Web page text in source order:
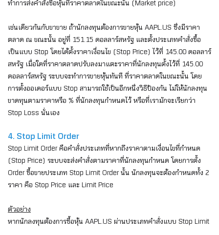
ทำการส่งคำสั่งซื้อหุ้นที่ราคาตลาดในขณะนั้น (Market price)
เช่นเดียวกันกับขาขาย ถ้านักลงทุนต้องการขายหุ้น AAPL.US ซึ่งมีราคา
ตลาด ณ ขณะนั้น อยู่ที่ 151.15 ดอลลาร์สหรัฐ และตั้งประเภทคำสั่งซื้อ
เป็นแบบ Stop โดยได้ตั้งราคาเงื่อนไข (Stop Price) ไว้ที่ 145.00 ดอลลาร์
สหรัฐ เมื่อใดที่ราคาตลาดปรับลงมาแตะราคาที่นักลงทุนตั้งไว้ที่ 145.00
ดอลลาร์สหรัฐ ระบบจะทำการขายหุ้นทันที ที่ราคาตลาดในขณะนั้น โดย
การตั้งออเดอร์แบบ Stop สามารถใช้เป็นอีกหนึ่งวิธีป้องกัน ไม่ให้นักลงทุน
ขาดทุนตามราคาหรือ % ที่นักลงทุนกำหนดไว้ หรือที่เรามักจะเรียกว่า
Stop Loss นั่นเอง
4. Stop Limit Order
Stop Limit Order คือคำสั่งประเภทที่หากถึงราคาตามเงื่อนไขที่กำหนด
(Stop Price) ระบบจะส่งคำสั่งตามราคาที่นักลงทุนกำหนด โดยการตั้ง
Order ซื้อขายประเภท Stop Limit Order นั้น นักลงทุนจะต้องกำหนดทั้ง 2
ราคา คือ Stop Price และ Limit Price
ตัวอย่าง
หากนักลงทุนต้องการซื้อหุ้น AAPL.US ผ่านประเภทคำสั่งแบบ Stop Limit